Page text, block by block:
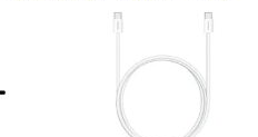
Kabelloser Kopfhörer, E-
Smartwatch, Tablet, Kabellose